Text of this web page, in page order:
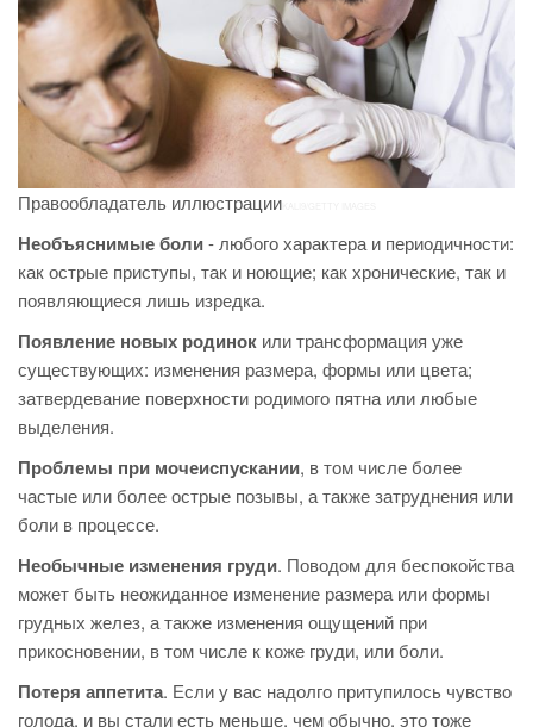
Правообладатель иллюстрации
Необъяснимые боли- любого характера и периодичности:
как острые приступы, так и ноющие; как хронические, так и
появляющиеся лишь изредка.
Появление новых родинок или трансформация уже
существующих: изменения размера, формы или цвета;
затвердевание поверхности родимого пятна или любые
выделения.
Проблемы при мочеиспускании, в том числе более
частые или более острые позывы, а также затруднения или
боли в процессе.
Необычные изменения груди. Поводом для беспокойства
может быть неожиданное изменение размера или формы
грудных желез, а также изменения ощущений при
прикосновении, в том числе к коже груди, или боли.
Потеря аппетита. Если у вас надолго притупилось чувство
голода, и вы стали есть меньше, чем обычно, это тоже